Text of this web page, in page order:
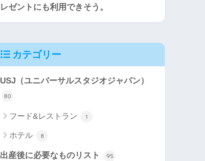
レゼントにも利用できそう。
カテゴリー
USJ（ユニバーサルスタジオジャパン）
80
フード&レストラン 1
ホテル 8
出産後に必要なものリスト 95